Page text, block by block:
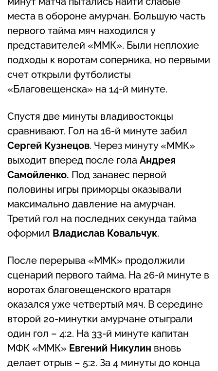
места в обороне амурчан. Большую часть
первого тайма мяч находился у
представителей «ММК». Были неплохие
подходы к воротам соперника, но первыми
счет открыли футболисты
«Благовещенска» на 14-й минуте.
Спустя две минуты владивостокцы
сравнивают. Гол на 16-й минуте забил
Сергей Кузнецов. Через минуту «ММК»
выходит вперед после гола Андрея
Самойленко. Под занавес первой
половины игры приморцы оказывали
максимально давление на амурчан.
Третий гол на последних секунда тайма
оформил Владислав Ковальчук.
После перерыва «ММК» продолжили
сценарий первого тайма. На 26-й минуте в
воротах благовещенского вратаря
оказался уже четвертый мяч. В середине
второй 20-минутки амурчане отыграли
один гол – 4:2. На 33-й минуте капитан
МФК «ММК» Евгений Никулин вновь
делает отрыв – 5:2. За 4 минуты до конца